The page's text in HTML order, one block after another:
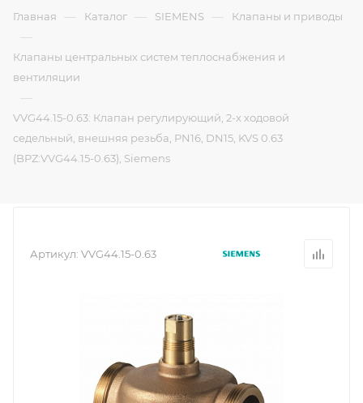
Главная — Каталог — SIEMENS — Клапаны и приводы
—
Клапаны центральных систем теплоснабжения и
вентиляции
—
VVG44.15-0.63: Клапан регулирующий, 2-х ходовой
седельный, внешняя резьба, PN16, DN15, KVS 0.63
(BPZ:VVG44.15-0.63), Siemens
Артикул: VVG44.15-0.63